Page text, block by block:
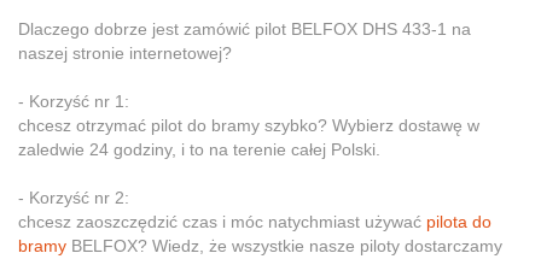
Dlaczego dobrze jest zamówić pilot BELFOX DHS 433-1 na
naszej stronie internetowej?
- Korzyść nr 1:
chcesz otrzymać pilot do bramy szybko? Wybierz dostawę w
zaledwie 24 godziny, i to na terenie całej Polski.
- Korzyść nr 2:
chcesz zaoszczędzić czas i móc natychmiast używać pilota do
bramy BELFOX? Wiedz, że wszystkie nasze piloty dostarczamy